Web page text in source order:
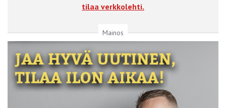
tilaa verkkolehti.
Mainos